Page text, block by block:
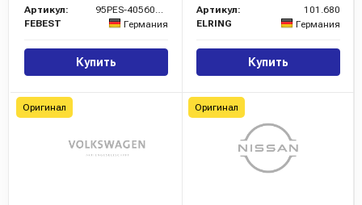
Артикул:
95PES-40560813C
FEBEST
Германия
Купить
Артикул:
101.680
ELRING
Германия
Купить
Оригинал Оригинал